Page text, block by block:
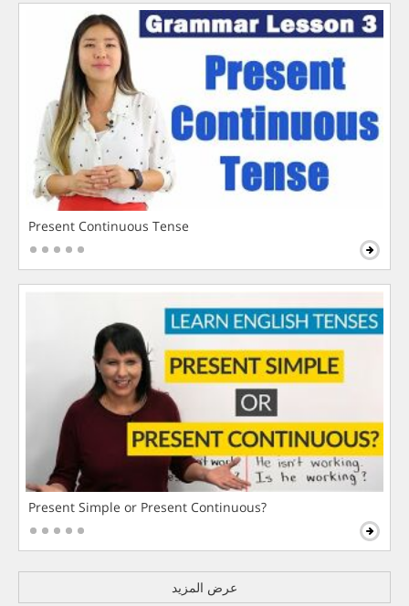
Present Continuous Tense
Present Simple or Present Continuous?
عرض المزيد